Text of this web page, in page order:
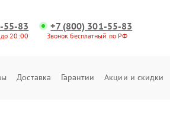
55-83
20:00
+7 (800) 301-55-83
Звонок бесплатный по РФ
Доставка Гарантии Акции и скидки